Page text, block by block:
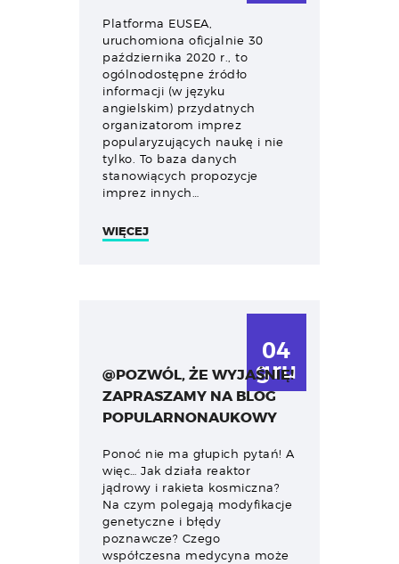
Platforma EUSEA,
uruchomiona oficjalnie 30
października 2020 r., to
ogólnodostępne źródło
informacji (w języku
angielskim) przydatnych
organizatorom imprez
popularyzujących naukę i nie
tylko. To baza danych
stanowiących propozycje
imprez innych…
WIĘCEJ
04
gru
@POZWÓL, ŻE WYJAŚNIĘ!
ZAPRASZAMY NA BLOG
POPULARNONAUKOWY
Ponoć nie ma głupich pytań! A
więc… Jak działa reaktor
jądrowy i rakieta kosmiczna?
Na czym polegają modyfikacje
genetyczne i błędy
poznawcze? Czego
współczesna medycyna może